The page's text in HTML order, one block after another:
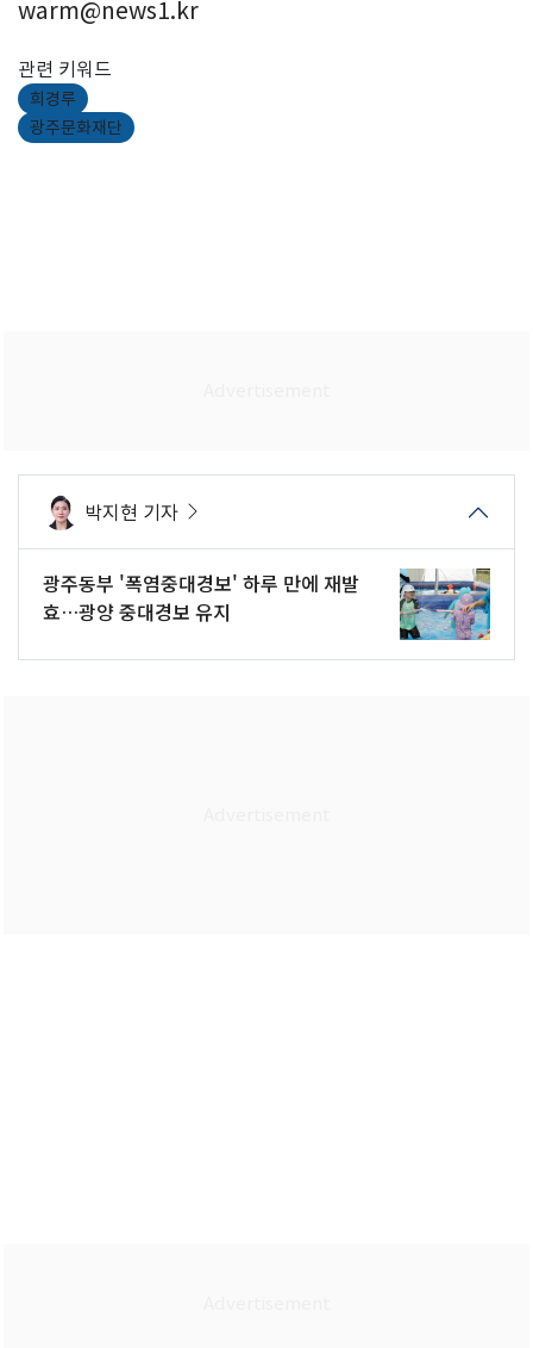
warm@news1.kr
관련 키워드
희경루
광주문화재단
박지현 기자
광주동부 '폭염중대경보' 하루 만에 재발
효…광양 중대경보 유지